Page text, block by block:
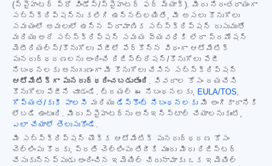
(స్పైహంటర్ ప్రో విండోస్/స్పైహంటర్ ఫర్ మ్యాక్). మీరు నిరంతరాయంగా
సబ్‌స్క్రిప్షన్‌ను కలిగి ఉన్నట్లయితే, మీ అసలు కొనుగోలు
సమయంలో అమలులో ఉన్న ప్రామాణిక సబ్‌స్క్రిప్షన్ రుసుముతో
మరియు అదే సబ్‌స్క్రిప్షన్ సమయ వ్యవధికి లేదా ప్రమోషన్
మెటీరియల్స్/కొనుగోలు పేజీలో పేర్కొన్న విధంగా ఆటోమేటిక్
పునరుద్ధరణలను అందించే రిజిస్ట్రేషన్/కొనుగోలు పేజీ
నిబంధనలకు అనుగుణంగా మీ కొనుగోలు చేసిన సబ్‌స్క్రిప్షన్
ఆటోమేటిక్‌గా పునరుద్ధరించబడుతుంది . వివరాల కోసం దయచేసి
కొనుగోలు పేజీని చూడండి. ట్రయల్ ఈ నిబంధనలకు, EULA/TOS,
గోప్యత/కుకీ పాలసీ మరియు డిస్కౌంట్ నిబంధనలకు మీ అంగీకారానికి
లోబడి ఉంటుంది. మీరు స్పైహంటర్‌ను అన్‌ఇన్‌స్టాల్ చేయాలనుకుంటే,
ఎలా చేయాలో తెలుసుకోండి .
మీ సబ్‌స్క్రిప్షన్ యొక్క ఆటోమేటిక్ పునరుద్ధరణ కోసం
చెల్లింపు కొరకు, ప్రతి చెల్లింపు తేదీకి ముందు మీరు రిజిస్టర్
చేసుకున్నప్పుడు అందించిన ఇమెయిల్ చిరునామాకు ఒక ఇమెయిల్